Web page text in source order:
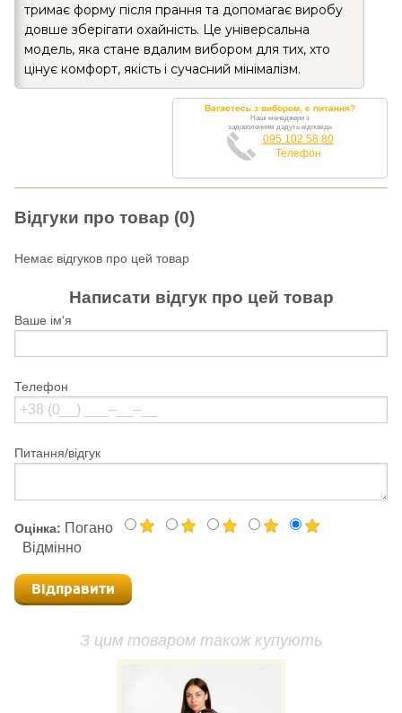
тримає форму після прання та допомагає виробу
довше зберігати охайність. Це універсальна
модель, яка стане вдалим вибором для тих, хто
цінує комфорт, якість і сучасний мінімалізм.
Вагаєтесь з вибором, є питання?
Наші менеджери з
задоволенням дадуть відповідь
095 102 58 80
Телефон
Відгуки про товар (0)
Немає відгуков про цей товар
Написати відгук про цей товар
Ваше ім'я
Телефон
Питання/відгук
Оцінка: Погано
Відмінно
Відправити
З цим товаром також купують